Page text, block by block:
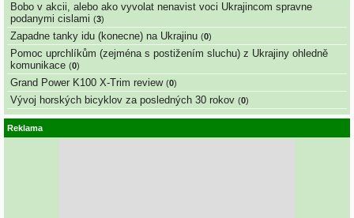
Bobo v akcii, alebo ako vyvolat nenavist voci Ukrajincom spravne
podanymi cislami (3)
Zapadne tanky idu (konecne) na Ukrajinu (0)
Pomoc uprchlíkům (zejména s postižením sluchu) z Ukrajiny ohledně
komunikace (0)
Grand Power K100 X-Trim review (0)
Vývoj horských bicyklov za posledných 30 rokov (0)
Reklama